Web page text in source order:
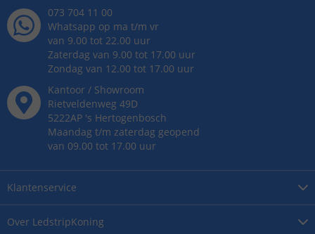
Over LedstripKoning
Klantenservice
073 704 11 00
Whatsapp op ma t/m vr
van 9.00 tot 22.00 uur
Zaterdag van 9.00 tot 17.00 uur
Zondag van 12.00 tot 17.00 uur
Kantoor / Showroom
Rietveldenweg 49D
5222AP 's Hertogenbosch
Maandag t/m zaterdag geopend
van 09.00 tot 17.00 uur